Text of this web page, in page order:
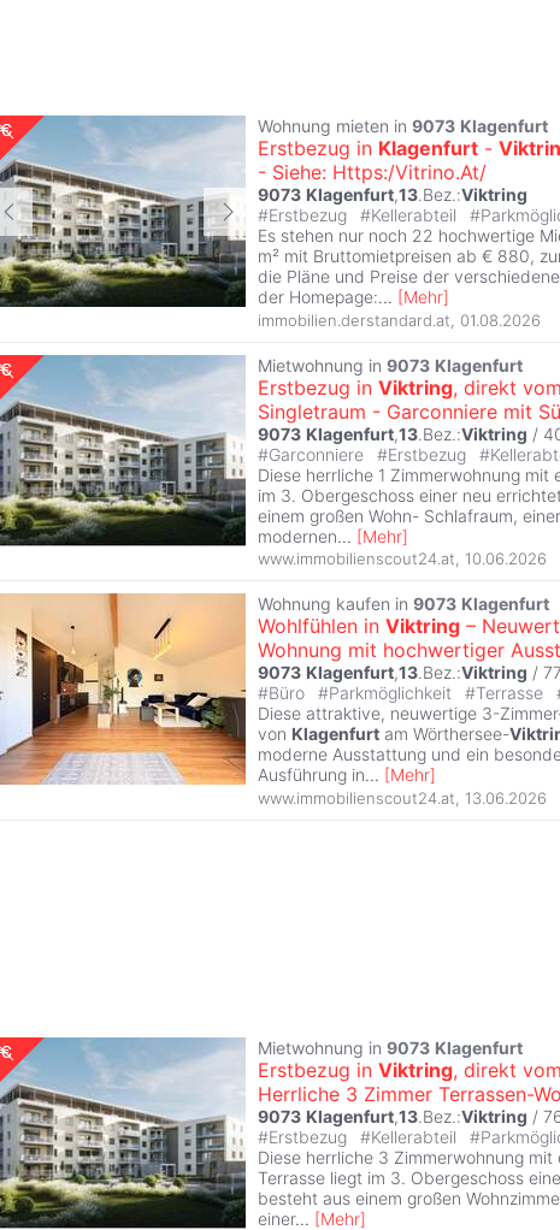
Wohnung mieten in 9073 Klagenfurt
Erstbezug in Klagenfurt -
- Siehe: Https:/Vitrino.At/
9073 Klagenfurt,13.Bez.:Viktring
#Erstbezug #Kellerabteil #
Es stehen nur noch 22 hochwertige
m² mit Bruttomietpreisen ab € 880,
die Pläne und Preise der
der Homepage:... [Mehr]
immobilien.derstandard.at 01.08.2026
Mietwohnung in 9073 Klagenfurt
Erstbezug in Viktring, direkt
Singletraum - Garconniere mit
9073 Klagenfurt,13.Bez.:Viktring /
#Garconniere #Erstbezug #
Diese herrliche 1 Zimmerwohnung
im 3. Obergeschoss einer neu
einem großen Wohn- Schlafraum,
modernen... [Mehr]
www.immobilienscout24.at, 10.06.2026
Wohnung kaufen in 9073 Klagenfurt
Wohlfühlen in Viktring –
Wohnung mit hochwertiger
9073 Klagenfurt,13.Bez.:Viktring /
#Büro #Parkmöglichkeit #Terrasse
Diese attraktive, neuwertige 3-
von Klagenfurt am Wörthersee-
moderne Ausstattung und ein
Ausführung in... [Mehr]
www.immobilienscout24.at 13.06.2026
Mietwohnung in 9073 Klagenfurt
Erstbezug in Viktring, direkt
Herrliche 3 Zimmer Terrassen-
9073 Klagenfurt,13.Bez.:Viktring /
#Erstbezug #Kellerabteil #
Diese herrliche 3 Zimmerwohnung
Terrasse liegt im 3. Obergeschoss
besteht aus einem großen
einer... [Mehr]